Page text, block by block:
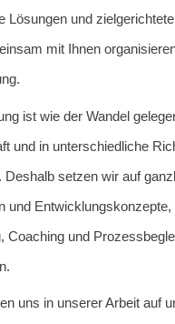
Lösungen und
mit Ihnen
ist wie der Wandel
und in unterschiedliche
Deshalb setzen wir auf
und Entwicklungskonzepte,
Coaching und
uns in unserer Arbeit auf